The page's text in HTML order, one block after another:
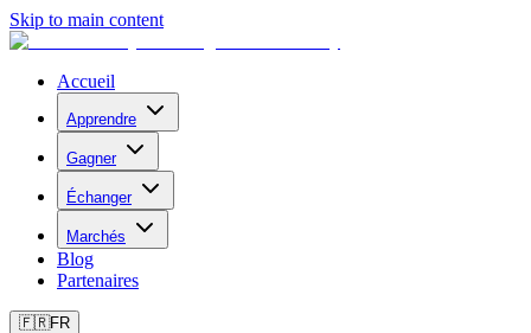
Skip to main content
Accueil
Apprendre
Gagner
Échanger
Marchés
Blog
Partenaires
🇫🇷FR